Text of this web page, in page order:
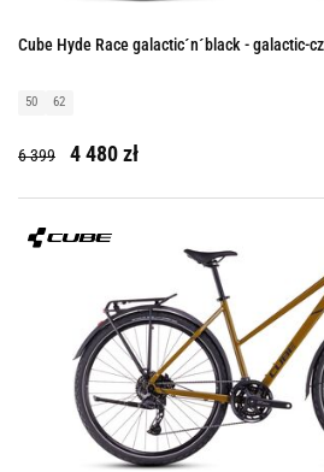
Cube Hyde Race galactic´n´black - galactic-
50 62
6 399 4 480 zł